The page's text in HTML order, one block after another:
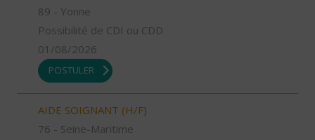
89 - Yonne
Possibilité de CDI ou CDD
01/08/2026
POSTULER
AIDE SOIGNANT (H/F)
76 - Seine-Maritime